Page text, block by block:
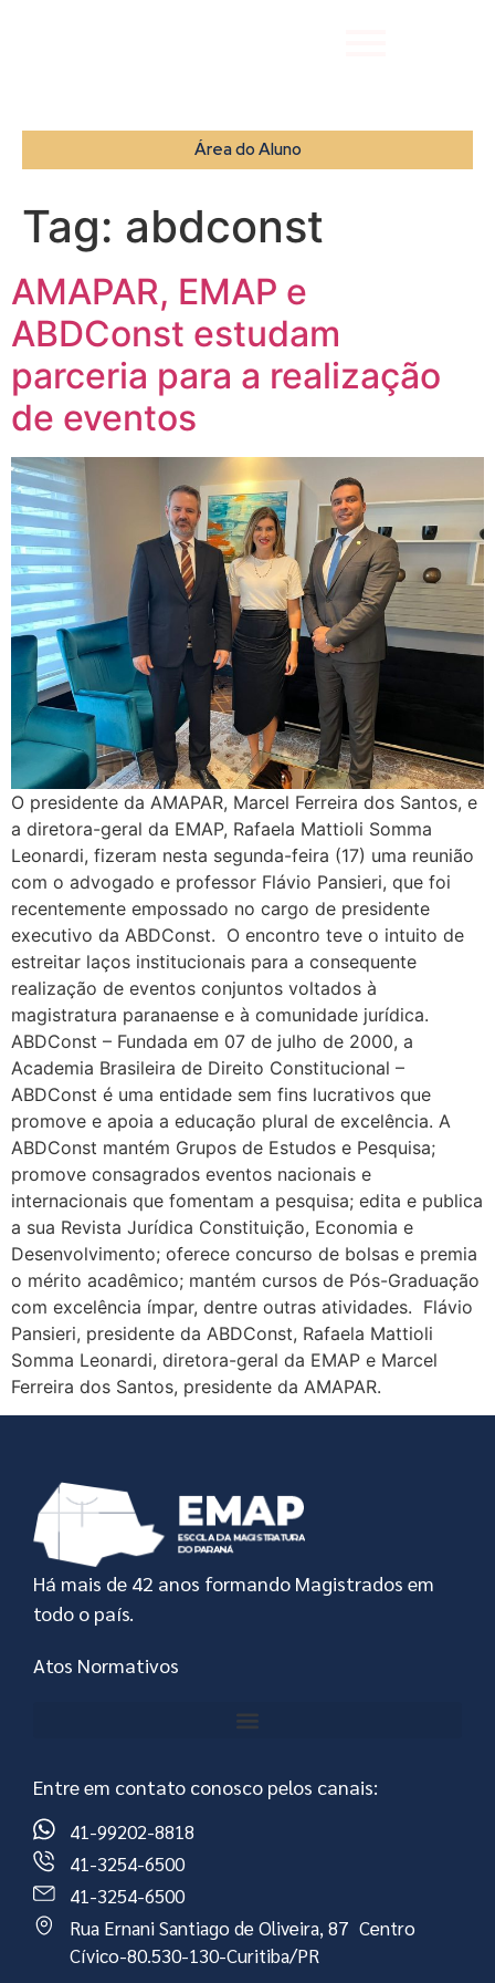
Área do Aluno
Tag: abdconst
AMAPAR, EMAP e
ABDConst estudam
parceria para a realização
de eventos
O presidente da AMAPAR, Marcel Ferreira dos Santos, e
a diretora-geral da EMAP, Rafaela Mattioli Somma
Leonardi, fizeram nesta segunda-feira (17) uma reunião
com o advogado e professor Flávio Pansieri, que foi
recentemente empossado no cargo de presidente
executivo da ABDConst. O encontro teve o intuito de
estreitar laços institucionais para a consequente
realização de eventos conjuntos voltados à
magistratura paranaense e à comunidade jurídica.
ABDConst – Fundada em 07 de julho de 2000, a
Academia Brasileira de Direito Constitucional –
ABDConst é uma entidade sem fins lucrativos que
promove e apoia a educação plural de excelência. A
ABDConst mantém Grupos de Estudos e Pesquisa;
promove consagrados eventos nacionais e
internacionais que fomentam a pesquisa; edita e publica
a sua Revista Jurídica Constituição, Economia e
Desenvolvimento; oferece concurso de bolsas e premia
o mérito acadêmico; mantém cursos de Pós-Graduação
com excelência ímpar, dentre outras atividades. Flávio
Pansieri, presidente da ABDConst, Rafaela Mattioli
Somma Leonardi, diretora-geral da EMAP e Marcel
Ferreira dos Santos, presidente da AMAPAR.
Há mais de 42 anos formando Magistrados em
todo o país.
Atos Normativos
Entre em contato conosco pelos canais:
41-99202-8818
41-3254-6500
41-3254-6500
Rua Ernani Santiago de Oliveira, 87 Centro
Cívico-80.530-130-Curitiba/PR